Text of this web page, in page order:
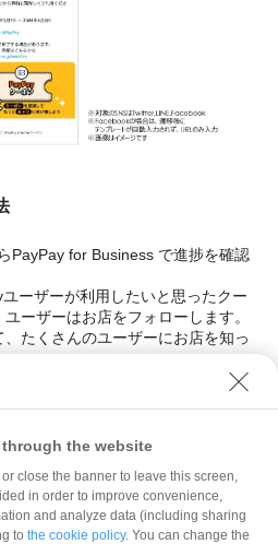
PayPay for Business で進捗を確認
ーザーが利用したいと思ったクー
ーザーはお店をフォローします。
たくさんのユーザーにお店を知っ
ザーに不利益を与えないよう、景品表示
を設け、クーポンの審査を行っておりま
the website
close the banner to leave this screen,
in order to improve convenience,
and analyze data (including sharing
to the cookie policy. You can change the